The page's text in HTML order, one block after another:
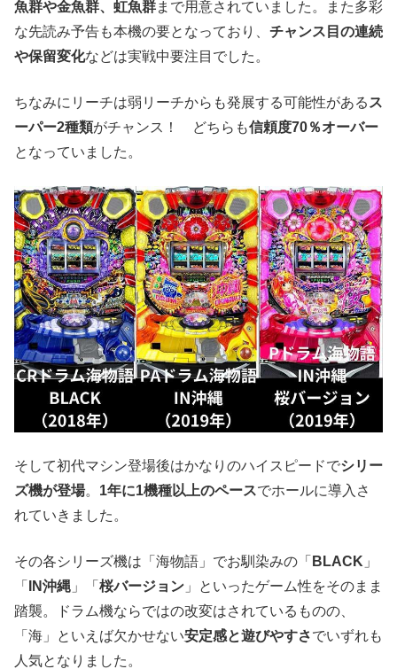
魚群や金魚群、虹魚群まで用意されていました。また多彩
な先読み予告も本機の要となっており、 チャンス目の連続
や保留変化などは実戦中要注目でした。
ちなみにリーチは弱リーチからも発展する可能性があるス
ーパー2種類がチャンス！ どちらも信頼度70％オーバー
となっていました。
そして初代マシン登場後はかなりのハイスピードでシリー
ズ機が登場。 1年に1機種以上のペースでホールに導入さ
れていきました。
その各シリーズ機は「海物語」でお馴染みの「 BLACK 」
「
IN沖縄 」「 桜バージョン 」といったゲーム性をそのまま
踏襲。ドラム機ならではの改変はされているものの、
「海」といえば欠かせない安定感と遊びやすさでいずれも
人気となりました。